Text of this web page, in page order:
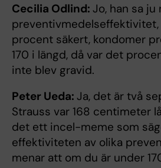
Cecilia Odlind: Jo, han sa
procent säkert, kondomer
170 i längd, då var det
inte blev gravid.
Peter Ueda: Ja, det är två
Strauss var 168 centimeter
det ett incel-meme som
effektiviteten av olika
menar att om du är under